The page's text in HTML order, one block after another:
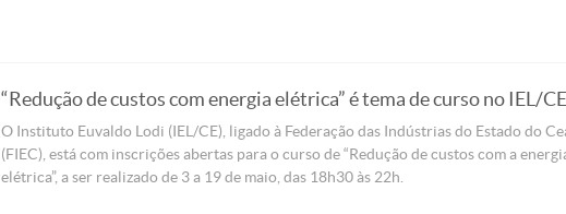
“Redução de custos com energia elétrica” é tema de curso no IEL/CE
O Instituto Euvaldo Lodi (IEL/CE), ligado à Federação das Indústrias do Estado do
(FIEC), está com inscrições abertas para o curso de “Redução de custos com a
elétrica”, a ser realizado de 3 a 19 de maio, das 18h30 às 22h.